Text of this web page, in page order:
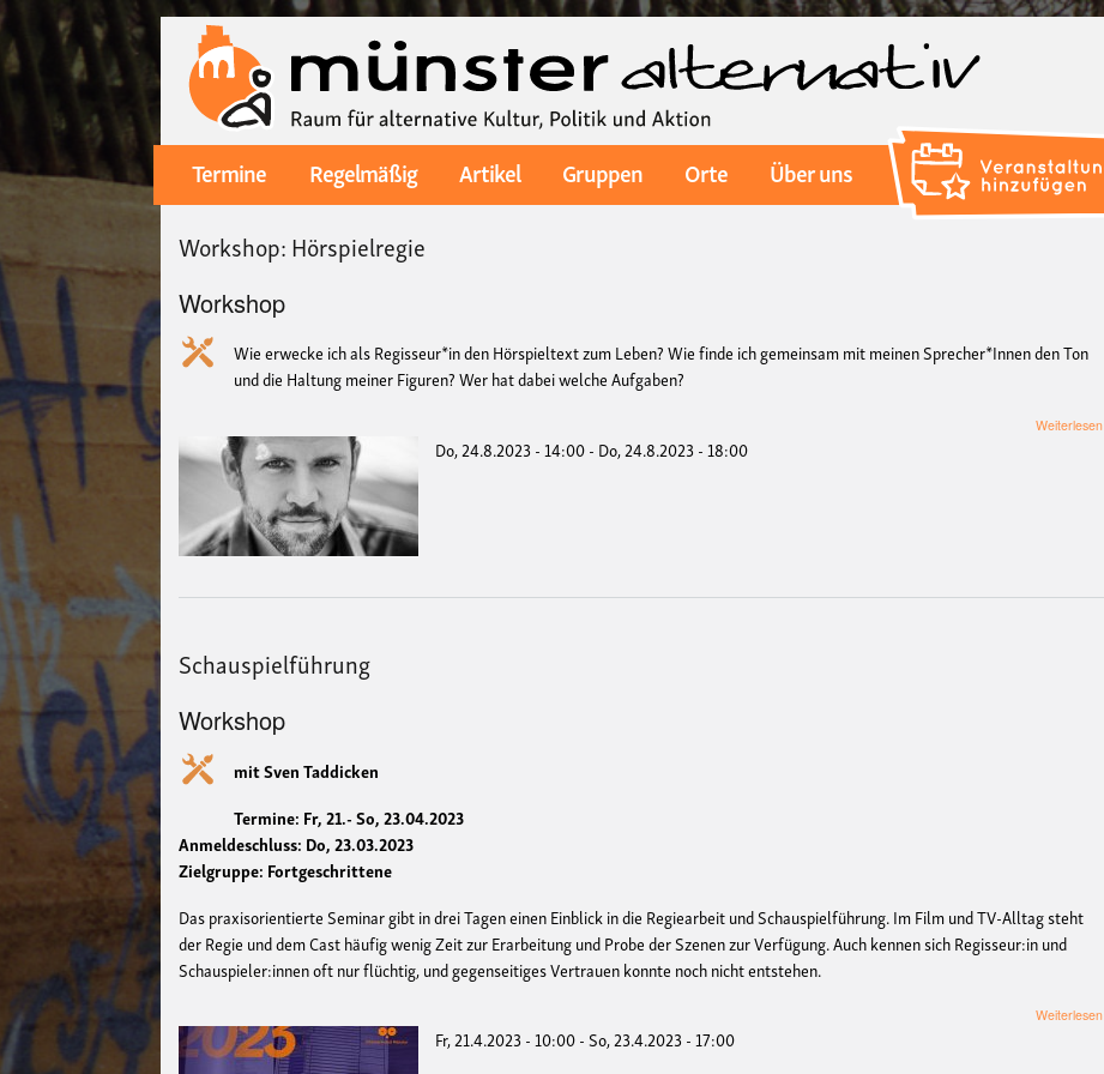
Inhalt
Main
navigation
Termine Regelmäßig Artikel Gruppen Orte
Über uns
Workshop: Hörspielregie
Workshop
Wie erwecke ich als Regisseur*in den Hörspieltext zum Leben? Wie finde ich gemeinsam mit meinen Sprecher*Innen den Ton
und die Haltung meiner Figuren? Wer hat dabei welche Aufgaben?
Weiterlesen
Do, 24.8.2023 - 14:00- Do, 24.8.2023 - 18:00
Schauspielführung
Workshop
mit Sven Taddicken
Termine: Fr, 21.- So, 23.04.2023
Anmeldeschluss: Do, 23.03.2023
Zielgruppe: Fortgeschrittene
Das praxisorientierte Seminar gibt in drei Tagen einen Einblick in die Regiearbeit und Schauspielführung. Im Film und TV-Alltag steht
der Regie und dem Cast häufig wenig Zeit zur Erarbeitung und Probe der Szenen zur Verfügung. Auch kennen sich Regisseur:in und
Schauspieler:innen oft nur flüchtig, und gegenseitiges Vertrauen konnte noch nicht entstehen.
Weiterlesen
Fr, 21.4.2023 - 10:00-So, 23.4.2023 - 17:00